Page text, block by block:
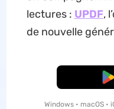
lectures : UPDF,
de nouvelle
Windows • macOS •